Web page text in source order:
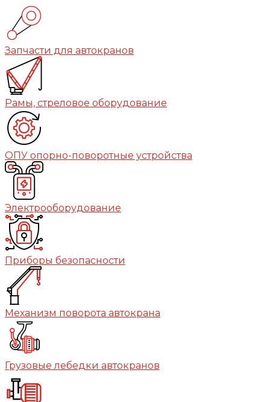
Запчасти для автокранов
Рамы, стреловое оборудование
ОПУ опорно-поворотные устройства
Электрооборудование
Приборы безопасности
Механизм поворота автокрана
Грузовые лебедки автокранов